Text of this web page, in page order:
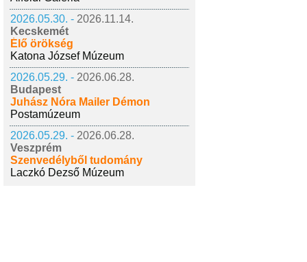
2026.05.30. - 2026.11.14.
Kecskemét
Élő örökség
Katona József Múzeum
2026.05.29. - 2026.06.28.
Budapest
Juhász Nóra Mailer Démon
Postamúzeum
2026.05.29. - 2026.06.28.
Veszprém
Szenvedélyből tudomány
Laczkó Dezső Múzeum